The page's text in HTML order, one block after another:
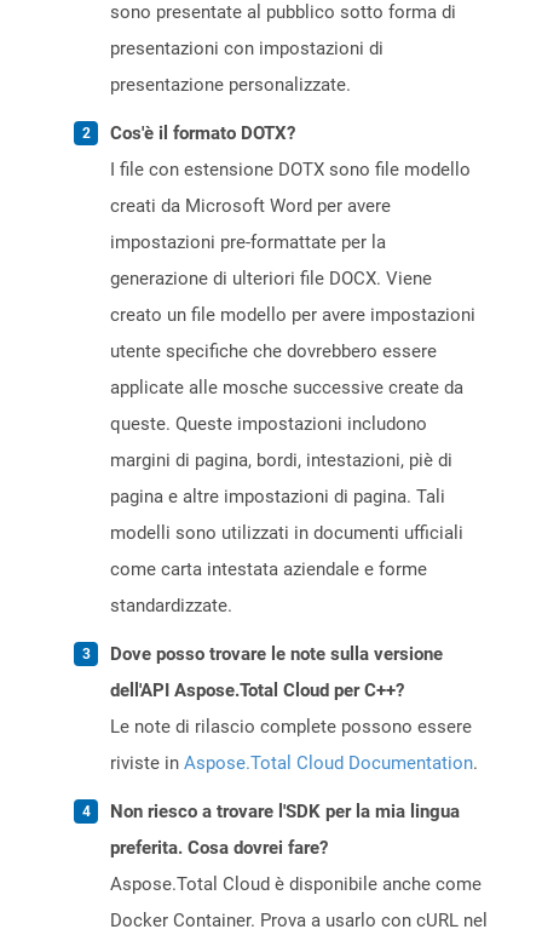
sono presentate al pubblico sotto forma di
presentazioni con impostazioni di
presentazione personalizzate.
Cos'è il formato DOTX?
I file con estensione DOTX sono file modello
creati da Microsoft Word per avere
impostazioni pre-formattate per la
generazione di ulteriori file DOCX. Viene
creato un file modello per avere impostazioni
utente specifiche che dovrebbero essere
applicate alle mosche successive create da
queste. Queste impostazioni includono
margini di pagina, bordi, intestazioni, piè di
pagina e altre impostazioni di pagina. Tali
modelli sono utilizzati in documenti ufficiali
come carta intestata aziendale e forme
standardizzate.
Dove posso trovare le note sulla versione
dell'API Aspose.Total Cloud per C++?
Le note di rilascio complete possono essere
riviste in Aspose.Total Cloud Documentation.
Non riesco a trovare l'SDK per la mia lingua
preferita. Cosa dovrei fare?
Aspose.Total Cloud è disponibile anche come
Docker Container. Prova a usarlo con cURL nel